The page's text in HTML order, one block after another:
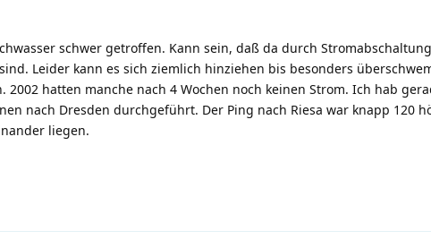
schwer getroffen. Kann sein, daß da durch
Leider kann es sich ziemlich hinziehen bis besonders
2002 hatten manche nach 4 Wochen noch keinen Strom. Ich hab
nach Dresden durchgeführt. Der Ping nach Riesa war knapp 120
liegen.